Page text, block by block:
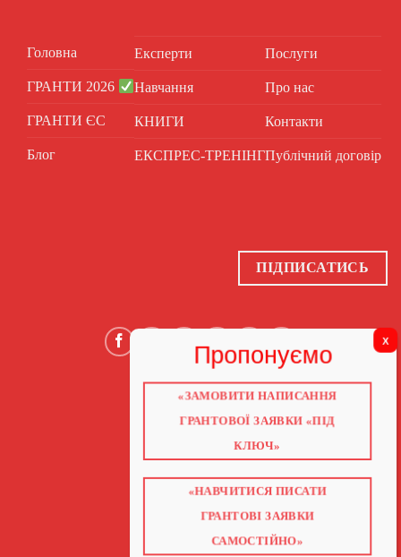
Головна
ГРАНТИ 2026
ГРАНТИ ЄС
Блог
Експерти
Навчання
КНИГИ
ЕКСПРЕС-ТРЕНІНГ
Послуги
Про нас
Контакти
Публічний договір
ПІДПИСАТИСЬ
ГОЛОВНА
ПРО НАС
НАВЧАННЯ
КНИГИ
ВІДЕО ПРО ГРАНТИ
«ЗАМОВИТИ НАПИСАННЯ
ГРАНТОВОЇ ЗАЯВКИ «ПІД
КЛЮЧ»
«НАВЧИТИСЯ ПИСАТИ
ГРАНТОВІ ЗАЯВКИ
САМОСТІЙНО»